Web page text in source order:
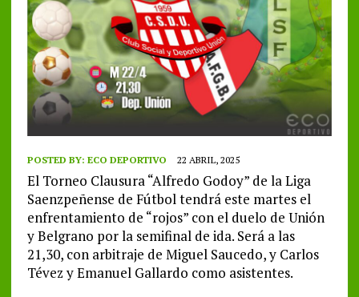
POSTED BY: ECO DEPORTIVO 22 ABRIL, 2025
El Torneo Clausura “Alfredo Godoy” de la Liga
Saenzpeñense de Fútbol tendrá este martes el
enfrentamiento de “rojos” con el duelo de Unión
y Belgrano por la semifinal de ida. Será a las
21,30, con arbitraje de Miguel Saucedo, y Carlos
Tévez y Emanuel Gallardo como asistentes.